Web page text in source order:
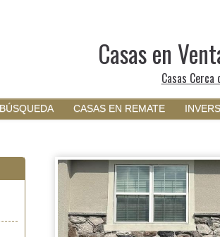
Casas en
Casas Cerca
BÚSQUEDA CASAS EN REMATE